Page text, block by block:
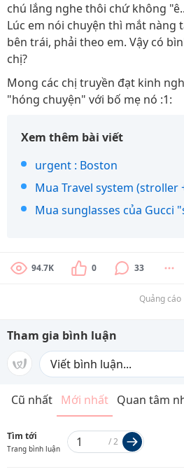
chú lắng nghe thôi chứ không
Lúc em nói chuyện thì mắt nàng
bên trái, phải theo em. Vậy có
chị?
Mong các chị truyền đạt kinh
"hóng chuyện" với bố mẹ nó :1:
Xem thêm bài viết
urgent : Boston
Mua Travel system (stroller
Mua sunglasses của Gucci
94.7K 0 33
Quảng cáo
Tham gia bình luận
Cũ nhất Mới nhất Quan tâm
Tìm tới
Trang bình luận
/2